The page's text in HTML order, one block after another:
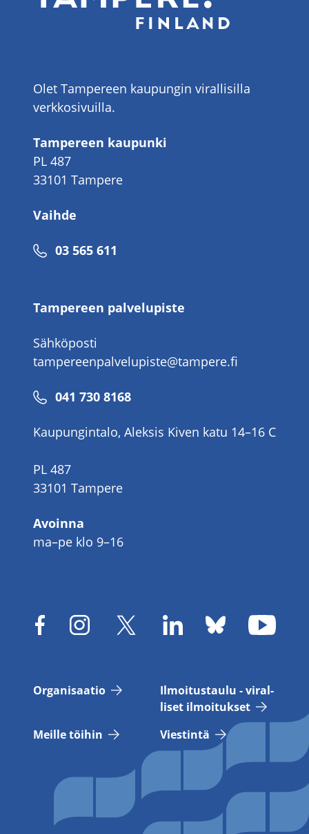
Olet Tampereen kaupungin virallisilla
verkkosivuilla.
Tampereen kaupunki
PL 487
33101 Tampere
Vaihde
Puhelinnumero
03 565 611
Tampereen palvelupiste
Sähköposti
tampereenpalvelupiste@tampere.fi
Puhelinnumero
041 730 8168
Kaupungintalo, Aleksis Kiven katu 14–16 C
PL 487
33101 Tampere
Avoinna
ma–pe klo 9–16
Or­ga­ni­saa­tio
Il­moi­tus­tau­lu - vi­ral­
li­set il­moi­tuk­set
Meil­le töi­hin
Vies­tin­tä